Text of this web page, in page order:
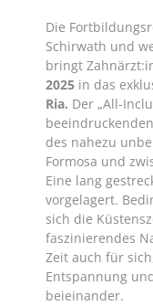
Die
Schirwath und
bringt
2025 in das
Ria. Der „All-
des nahezu
Formosa und
Eine lang
vorgelagert.
sich die
faszinierendes
Zeit auch für
Entspannung
beieinander.